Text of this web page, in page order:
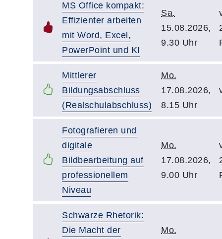
MS Office kompakt:
Effizienter arbeiten
mit Word, Excel,
PowerPoint und KI
Sa.
15.08.2026,
9.30 Uhr
Mittlerer
Bildungsabschluss
(Realschulabschluss)
Mo.
17.08.2026,
8.15 Uhr
Fotografieren und
digitale
Bildbearbeitung auf
professionellem
Niveau
Mo.
17.08.2026,
9.00 Uhr
Schwarze Rhetorik:
Die Macht der
Mo.